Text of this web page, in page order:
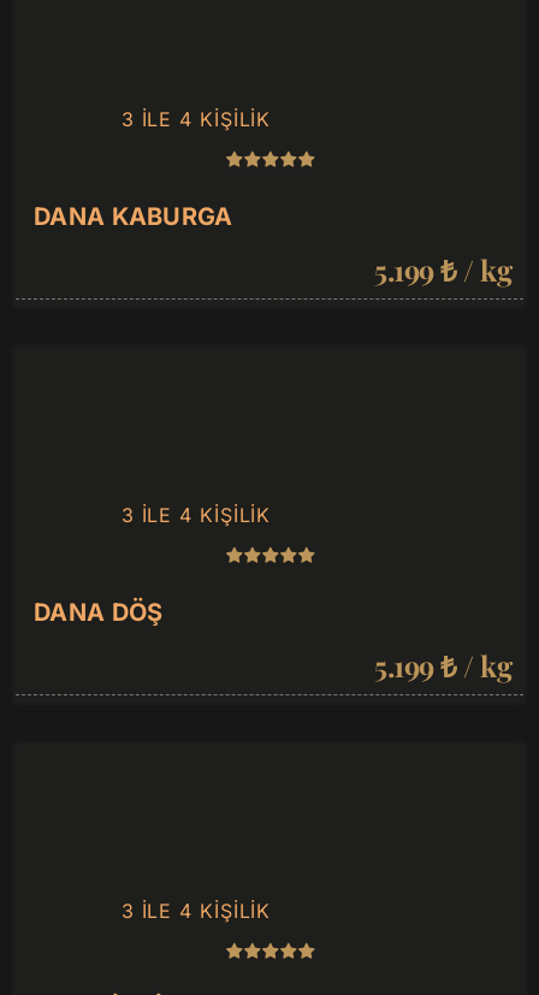
3 ILE 4 KIŞILIK
DANA KABURGA
5.199 ₺ / kg
3 ILE 4 KIŞILIK
DANA DÖŞ
5.199 ₺ / kg
3 ILE 4 KIŞILIK